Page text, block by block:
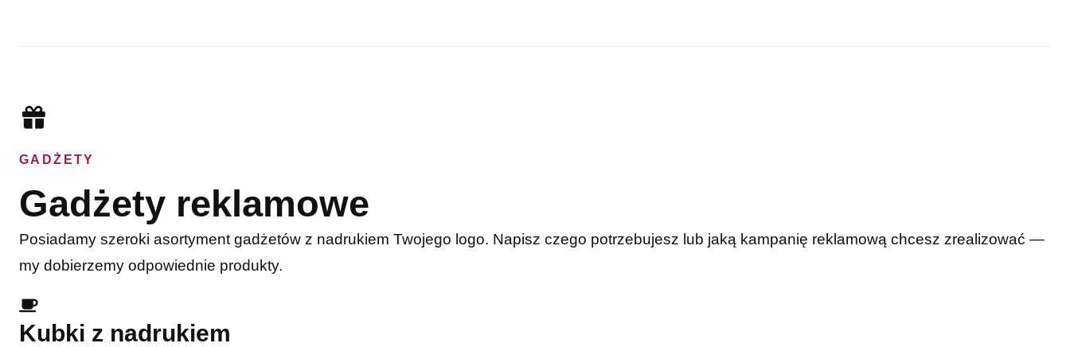
GADŻETY
Gadżety reklamowe
Posiadamy szeroki asortyment gadżetów z nadrukiem Twojego logo. Napisz czego potrzebujesz lub jaką kampanię reklamową chcesz zrealizować —
my dobierzemy odpowiednie produkty.
Kubki z nadrukiem